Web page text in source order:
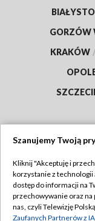
GORZÓW
KRAKÓW
Abonament TVP
Emisja w TVP
Szanujemy Twoją
Kliknij "Akceptuję i
korzystanie z technologii
dostęp do informacji na
przechowywanie oraz
nas, czyli Telewizję
Zaufanych Partnerów z